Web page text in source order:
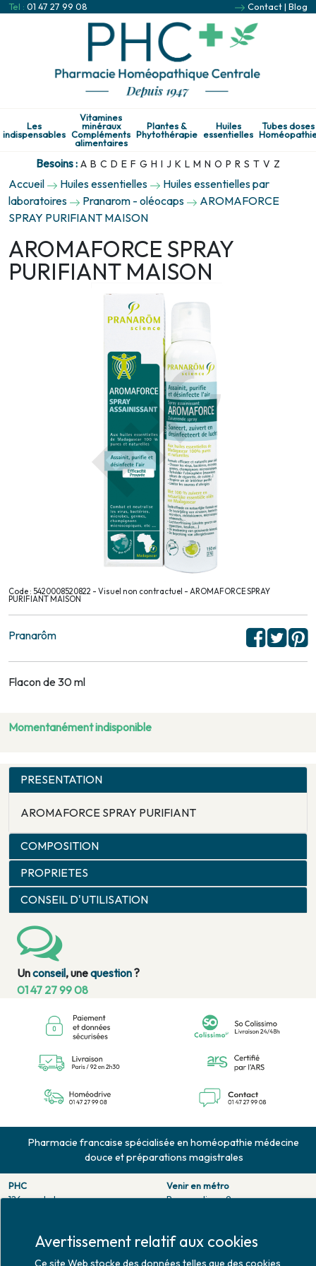
Tel : 01 47 27 99 08 Contact| Blog
Les
indispensables
Vitamines
minéraux
Compléments
alimentaires
Plantes &
Phytothérapie
Huiles
essentielles
Tubes doses
Besoins : A B C D E F G H I J K L M N O P R S T V Z
Accueil Huiles essentielles
Huiles essentielles par
laboratoires
Pranarom - oléocaps
AROMAFORCE
SPRAY PURIFIANT MAISON
AROMAFORCE SPRAY
PURIFIANT MAISON
Code : 5420008520822 - Visuel non contractuel - AROMAFORCE SPRAY
PURIFIANT MAISON
Pranarôm
Flacon de 30 ml
Momentanément indisponible
PRESENTATION
AROMAFORCE SPRAY PURIFIANT
COMPOSITION
PROPRIETES
CONSEIL D'UTILISATION
Unconseil, unequestion?
01 47 27 99 08
Pharmacie francaise spécialisée en homéopathie médecine
douce et préparations magistrales
PHC
126 rue de la pompe
Fax. 01 47 55 03 61
Venir en métro
Pompe : ligne 9.
Avertissement relatif aux cookies
Ce site Web stocke des données telles que des cookies